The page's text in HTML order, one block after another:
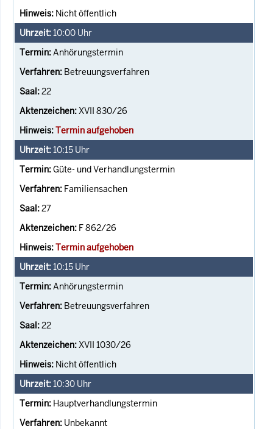
Nicht öffentlich
10:00 Uhr
Anhörungstermin
Betreuungsverfahren
22
XVII 830/26
Termin aufgehoben
10:15 Uhr
Güte- und Verhandlungstermin
Familiensachen
27
F 862/26
Termin aufgehoben
10:15 Uhr
Anhörungstermin
Betreuungsverfahren
22
XVII 1030/26
Nicht öffentlich
10:30 Uhr
Hauptverhandlungstermin
Unbekannt